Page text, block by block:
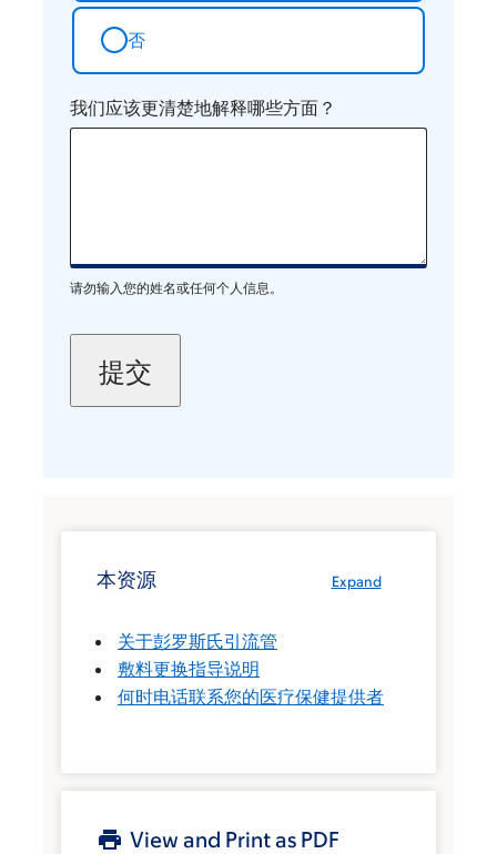
否
我们应该更清楚地解释哪些方面？
请勿输入您的姓名或任何个人信息。
Expand
本资源
关于彭罗斯氏引流管
敷料更换指导说明
何时电话联系您的医疗保健提供者
View and Print as PDF